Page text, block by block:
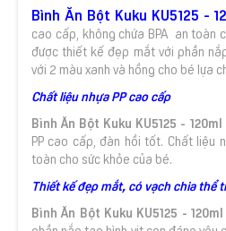
Bình Ăn Bột Kuku KU5125 -
cao cấp, không chứa BPA an toàn
được thiết kế đẹp mắt với phần
với 2 màu xanh và hồng cho bé lựa
Chất liệu nhựa PP cao cấp
Bình Ăn Bột Kuku KU5125 - 120ml
PP cao cấp, đàn hồi tốt. Chất liệu
toàn cho sức khỏe của bé.
Thiết kế đẹp mắt, có vạch chia thể
Bình Ăn Bột Kuku KU5125 - 120ml